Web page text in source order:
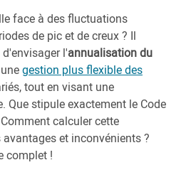
face à des fluctuations
de pic et de creux ? Il
l'annualisation du
gestion plus flexible des
tout en visant une
Que stipule exactement le Code
calculer cette
et inconvénients ?
complet !